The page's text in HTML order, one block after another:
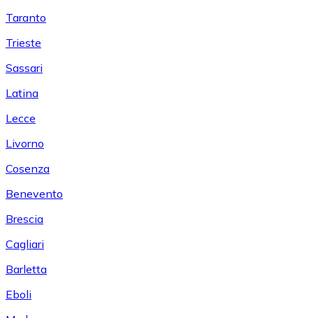
Taranto
Trieste
Sassari
Latina
Lecce
Livorno
Cosenza
Benevento
Brescia
Cagliari
Barletta
Eboli